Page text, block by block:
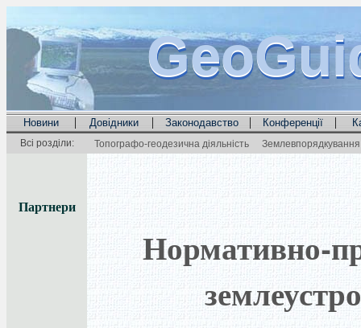
Новини | Довідники | Законодавство | Конференції |
Всі розділи: Топографо-геодезична діяльність
Партнери
Нормативно-